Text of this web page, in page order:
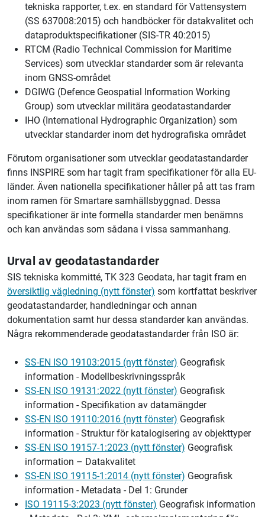
tekniska rapporter, t.ex. en standard för Vattensystem
(SS 637008:2015) och handböcker för datakvalitet och
dataproduktspecifikationer (SIS-TR 40:2015)
RTCM (Radio Technical Commission for Maritime
Services) som utvecklar standarder som är relevanta
inom GNSS-området
DGIWG (Defence Geospatial Information Working
Group) som utvecklar militära geodatastandarder
IHO (International Hydrographic Organization) som
utvecklar standarder inom det hydrografiska området
Förutom organisationer som utvecklar geodatastandarder
finns INSPIRE som har tagit fram specifikationer för alla EU-
länder. Även nationella specifikationer håller på att tas fram
inom ramen för Smartare samhällsbyggnad. Dessa
specifikationer är inte formella standarder men benämns
och kan användas som sådana i vissa sammanhang.
Urval av geodatastandarder
SIS tekniska kommitté, TK 323 Geodata, har tagit fram en
översiktlig vägledning (nytt fönster) som kortfattat beskriver
geodatastandarder, handledningar och annan
dokumentation samt hur dessa standarder kan användas.
Några rekommenderade geodatastandarder från ISO är:
SS-EN ISO 19103:2015 (nytt fönster) Geografisk
information - Modellbeskrivningsspråk
SS-EN ISO 19131:2022 (nytt fönster) Geografisk
information - Specifikation av datamängder
SS-EN ISO 19110:2016 (nytt fönster) Geografisk
information - Struktur för katalogisering av objekttyper
SS-EN ISO 19157-1:2023 (nytt fönster) Geografisk
information – Datakvalitet
SS-EN ISO 19115-1:2014 (nytt fönster) Geografisk
information - Metadata - Del 1: Grunder
ISO 19115-3:2023 (nytt fönster) Geografisk information